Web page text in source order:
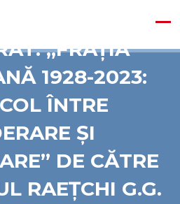
TEZEI DE
„FRĂȚIA
1928-2023:
ÎNTRE
ȘI
DE CĂTRE
RAEȚCHI G.G.